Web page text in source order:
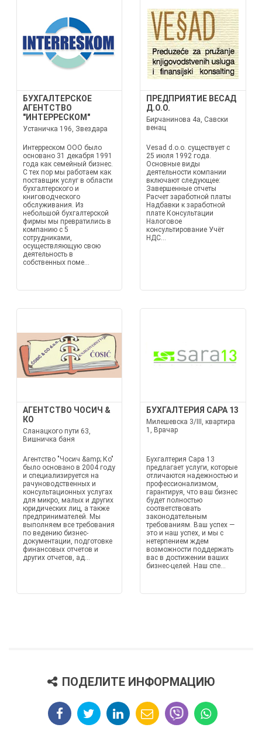
БУХГАЛТЕРСКОЕ
АГЕНТСТВО
"ИНТЕРРЕСКОМ"
Устаничка 196, Звездара
Интерреском ООО было
основано 31 декабря 1991
года как семейный бизнес.
С тех пор мы работаем как
поставщик услуг в области
бухгалтерского и
книговодческого
обслуживания. Из
небольшой бухгалтерской
фирмы мы превратились в
компанию с 5
сотрудниками,
осуществляющую свою
деятельность в
собственных поме...
ПРЕДПРИЯТИЕ ВЕСАД
Д.О.О.
Бирчанинова 4а, Савски
венац
Vesad d.o.o. существует с
25 июля 1992 года.
Основные виды
деятельности компании
включают следующее:
Завершенные отчеты
Расчет заработной платы
Надбавки к заработной
плате Консультации
Налоговое
консультирование Учёт
НДС...
АГЕНТСТВО ЧОСИЧ &
КО
Сланацкого пути 63,
Вишничка баня
Агентство "Чосич &amp; Ко"
было основано в 2004 году
и специализируется на
рачуноводственных и
консультационных услугах
для микро, малых и других
юридических лиц, а также
предпринимателей. Мы
выполняем все требования
по ведению бизнес-
документации, подготовке
финансовых отчетов и
других отчетов, ад...
БУХГАЛТЕРИЯ САРА 13
Милешевска 3/III, квартира
1, Врачар
Бухгалтерия Сара 13
предлагает услуги, которые
отличаются надежностью и
профессионализмом,
гарантируя, что ваш бизнес
будет полностью
соответствовать
законодательным
требованиям. Ваш успех —
это и наш успех, и мы с
нетерпением ждем
возможности поддержать
вас в достижении ваших
бизнес-целей. Наш спе...
ПОДЕЛИТЕ ИНФОРМАЦИЮ